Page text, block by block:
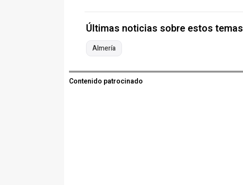
Últimas noticias sobre estos temas
Almería
Contenido patrocinado